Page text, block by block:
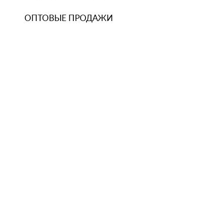
ОПТОВЫЕ ПРОДАЖИ